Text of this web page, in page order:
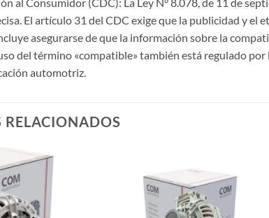
El artículo 31 del CDC exige que la publicidad y
asegurarse de que la información sobre la
del término «compatible» también está regulado
automotriz.
RELACIONADOS